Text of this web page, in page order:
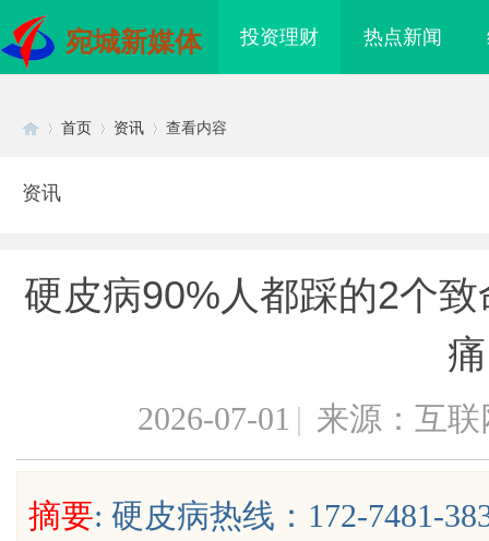
宛城新媒体 投资理财 热点新闻
首页 资讯 查看内容
资讯
硬皮病90%人都踩的2个
痛
2026-07-01 | 来源：互联
摘要: 硬皮病热线：172-7481-
业秘诀？ 花钱，ai却天天给他免费派单？